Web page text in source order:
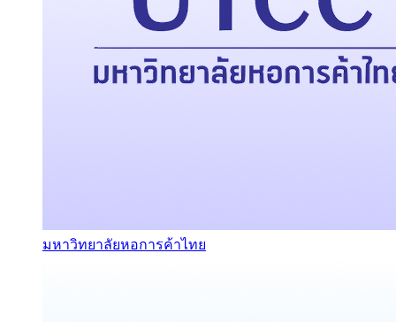
มหาวิทยาลัยหอการค้าไทย